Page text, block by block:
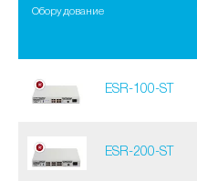
Оборудование
ESR-100-ST
ESR-200-ST